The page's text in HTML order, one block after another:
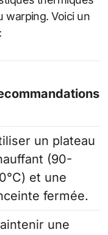
warping. Voici un
un plateau
(90-
et une
fermée.
une